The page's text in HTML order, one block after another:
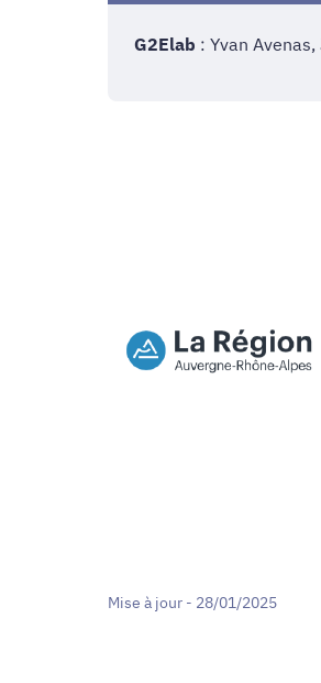
G2Elab : Yvan
Mise à jour - 28/01/2025